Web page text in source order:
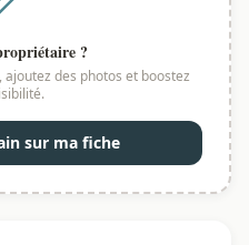
?
des photos et boostez
sur ma fiche